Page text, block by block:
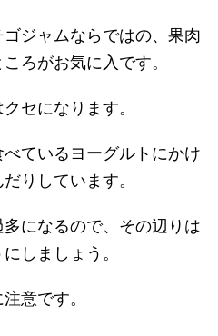
ジャムならではの、果肉
ろがお気に入です。
セになります。
ているヨーグルトにかけ
りしています。
になるので、その辺りは
しましょう。
意です。